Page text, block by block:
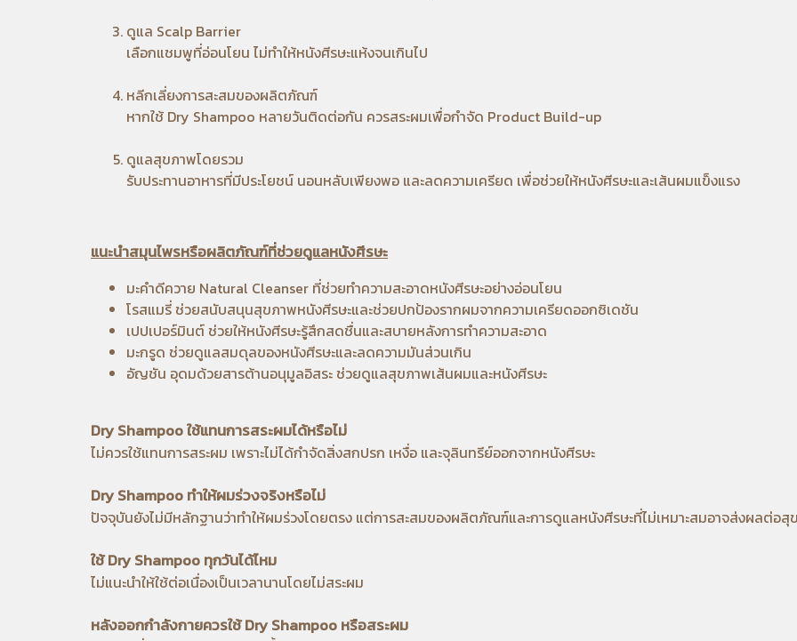
ดูแล Scalp Barrier
เลือกแชมพูที่อ่อนโยน ไม่ทำให้หนังศีรษะแห้งจนเกินไป
หลีกเลี่ยงการสะสมของผลิตภัณฑ์
หากใช้ Dry Shampoo หลายวันติดต่อกัน ควรสระผมเพื่อกำจัด Product Build-up
ดูแลสุขภาพโดยรวม
รับประทานอาหารที่มีประโยชน์ นอนหลับเพียงพอ และลดความเครียด เพื่อช่วยให้หนังศีรษะและเส้นผมแข็งแรง
แนะนำสมุนไพรหรือผลิตภัณฑ์ที่ช่วยดูแลหนังศีรษะ
มะคำดีควาย Natural Cleanser ที่ช่วยทำความสะอาดหนังศีรษะอย่างอ่อนโยน
โรสแมรี่ ช่วยสนับสนุนสุขภาพหนังศีรษะและช่วยปกป้องรากผมจากความเครียดออกซิเดชัน
เปปเปอร์มินต์ ช่วยให้หนังศีรษะรู้สึกสดชื่นและสบายหลังการทำความสะอาด
มะกรูด ช่วยดูแลสมดุลของหนังศีรษะและลดความมันส่วนเกิน
อัญชัน อุดมด้วยสารต้านอนุมูลอิสระ ช่วยดูแลสุขภาพเส้นผมและหนังศีรษะ
Dry Shampoo ใช้แทนการสระผมได้หรือไม่
ไม่ควรใช้แทนการสระผม เพราะไม่ได้กำจัดสิ่งสกปรก เหงื่อ และจุลินทรีย์ออกจากหนังศีรษะ
Dry Shampoo ทำให้ผมร่วงจริงหรือไม่
ปัจจุบันยังไม่มีหลักฐานว่าทำให้ผมร่วงโดยตรง แต่การสะสมของผลิตภัณฑ์และการดูแลหนังศีรษะที่ไม่เหมาะสมอาจส่งผลต่อสุ
ใช้ Dry Shampoo ทุกวันได้ไหม
ไม่แนะนำให้ใช้ต่อเนื่องเป็นเวลานานโดยไม่สระผม
หลังออกกำลังกายควรใช้ Dry Shampoo หรือสระผม